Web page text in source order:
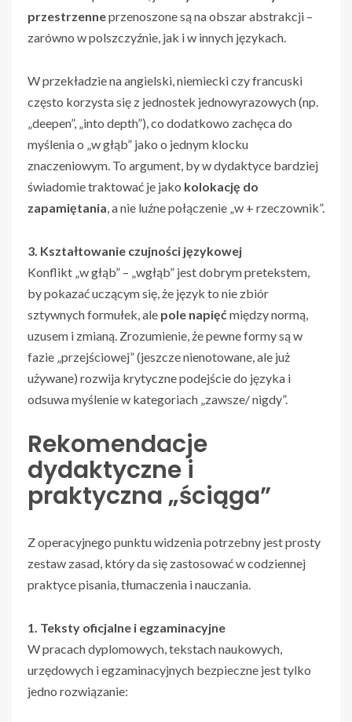
przestrzenneprzenoszone są na obszar abstrakcji –
zarówno w polszczyźnie, jak i w innych językach.
W przekładzie na angielski, niemiecki czy francuski
często korzysta się z jednostek jednowyrazowych (np.
„deepen”, „into depth”), co dodatkowo zachęca do
myślenia o „w głąb” jako o jednym klocku
znaczeniowym. To argument, by w dydaktyce bardziej
świadomie traktować je jako kolokację do
zapamiętania, a nie luźne połączenie „w + rzeczownik”.
3. Kształtowanie czujności językowej
Konflikt „w głąb” – „wgłąb” jest dobrym pretekstem,
by pokazać uczącym się, że język to nie zbiór
sztywnych formułek, ale pole napięćmiędzy normą,
uzusem i zmianą. Zrozumienie, że pewne formy są w
fazie „przejściowej” (jeszcze nienotowane, ale już
używane) rozwija krytyczne podejście do języka i
odsuwa myślenie w kategoriach „zawsze/ nigdy”.
Rekomendacje
dydaktyczne i
praktyczna „ściąga”
Z operacyjnego punktu widzenia potrzebny jest prosty
zestaw zasad, który da się zastosować w codziennej
praktyce pisania, tłumaczenia i nauczania.
1. Teksty oficjalne i egzaminacyjne
W pracach dyplomowych, tekstach naukowych,
urzędowych i egzaminacyjnych bezpieczne jest tylko
jedno rozwiązanie: